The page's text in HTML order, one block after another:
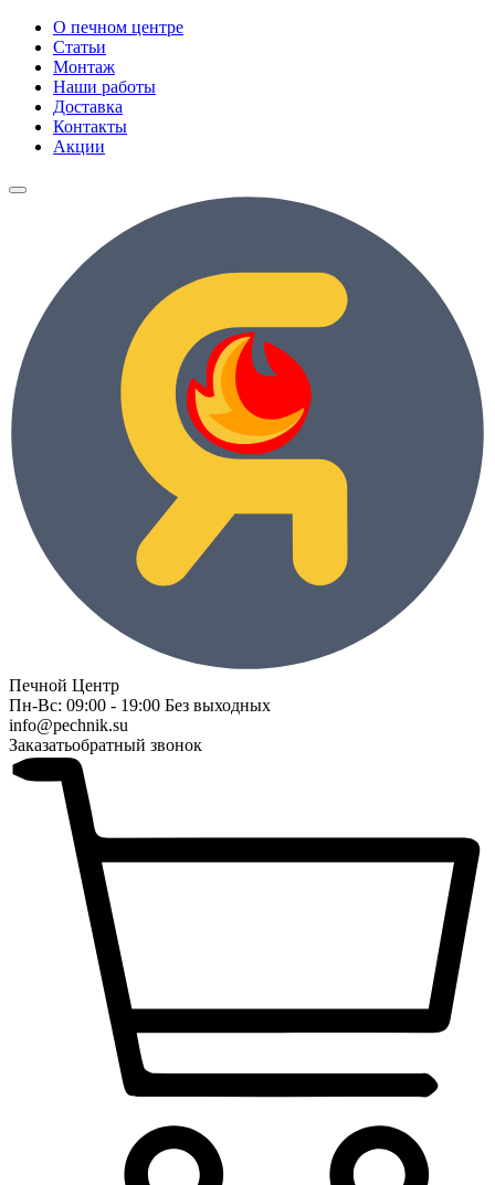
О печном центре
Статьи
Монтаж
Наши работы
Доставка
Контакты
Акции
Печной Центр
Пн-Вс: 09:00 - 19:00 Без выходных
info@pechnik.su
Заказатьобратный звонок